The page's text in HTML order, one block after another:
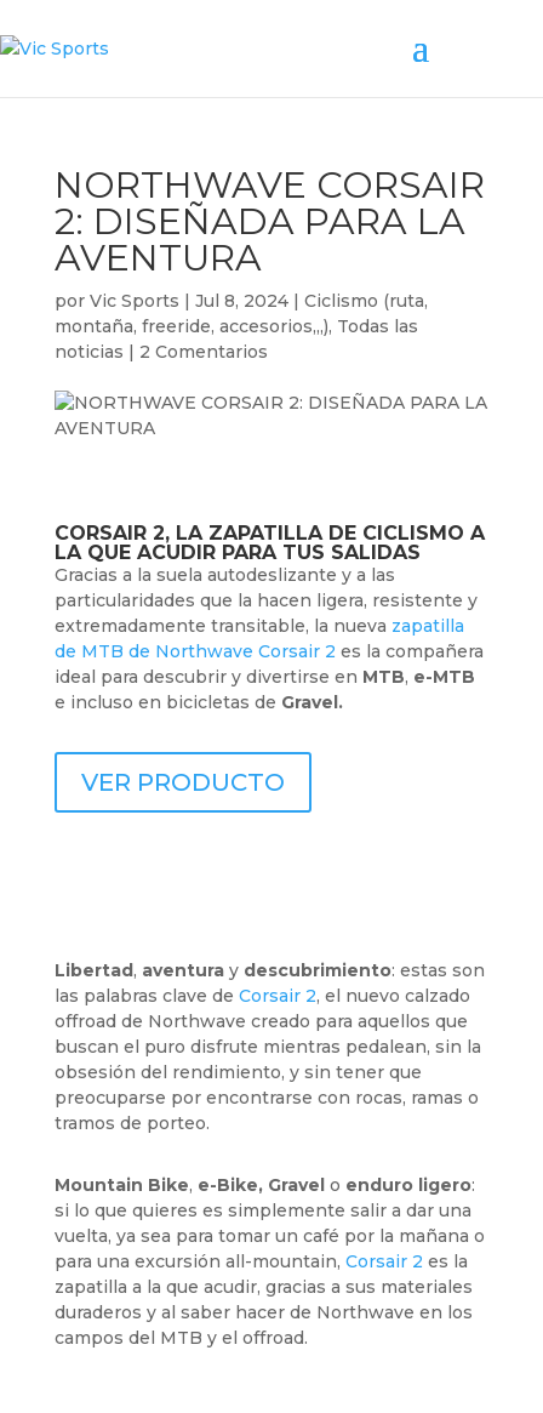
NORTHWAVE CORSAIR
2: DISEÑADA PARA LA
AVENTURA
por Vic Sports | Jul 8, 2024| Ciclismo (ruta,
montaña, freeride, accesorios,,,), Todas las
noticias | 2 Comentarios
CORSAIR 2, LA ZAPATILLA DE CICLISMO A
LA QUE ACUDIR PARA TUS SALIDAS
Gracias a la suela autodeslizante y a las
particularidades que la hacen ligera, resistente y
extremadamente transitable, la nueva zapatilla
de MTB de Northwave Corsair 2 es la compañera
ideal para descubrir y divertirse en MTB, e-MTB
e incluso en bicicletas de Gravel.
VER PRODUCTO
Libertad, aventuray descubrimiento: estas son
las palabras clave de Corsair 2, el nuevo calzado
offroad de Northwave creado para aquellos que
buscan el puro disfrute mientras pedalean, sin la
obsesión del rendimiento, y sin tener que
preocuparse por encontrarse con rocas, ramas o
tramos de porteo.
Mountain Bike, e-Bike, Gravelo enduro ligero:
si lo que quieres es simplemente salir a dar una
vuelta, ya sea para tomar un café por la mañana o
para una excursión all-mountain, Corsair 2 es la
zapatilla a la que acudir, gracias a sus materiales
duraderos y al saber hacer de Northwave en los
campos del MTB y el offroad.